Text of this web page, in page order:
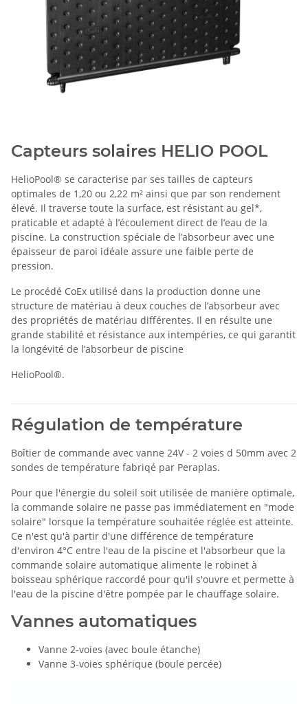
Capteurs solaires HELIO POOL
HelioPool® se caracterise par ses tailles de capteurs
optimales de 1,20 ou 2,22 m² ainsi que par son rendement
élevé. Il traverse toute la surface, est résistant au gel*,
praticable et adapté à l’écoulement direct de l’eau de la
piscine. La construction spéciale de l’absorbeur avec une
épaisseur de paroi idéale assure une faible perte de
pression.
Le procédé CoEx utilisé dans la production donne une
structure de matériau à deux couches de l’absorbeur avec
des propriétés de matériau différentes. Il en résulte une
grande stabilité et résistance aux intempéries, ce qui garantit
la longévité de l’absorbeur de piscine
HelioPool®.
Régulation de température
Boîtier de commande avec vanne 24V - 2 voies d 50mm avec 2
sondes de température fabriqé par Peraplas.
Pour que l'énergie du soleil soit utilisée de manière optimale,
la commande solaire ne passe pas immédiatement en "mode
solaire" lorsque la température souhaitée réglée est atteinte.
Ce n'est qu'à partir d'une différence de température
d'environ 4°C entre l'eau de la piscine et l'absorbeur que la
commande solaire automatique alimente le robinet à
boisseau sphérique raccordé pour qu'il s'ouvre et permette à
l'eau de la piscine d'être pompée par le chauffage solaire.
Vannes automatiques
Vanne 2-voies (avec boule étanche)
Vanne 3-voies sphérique (boule percée)